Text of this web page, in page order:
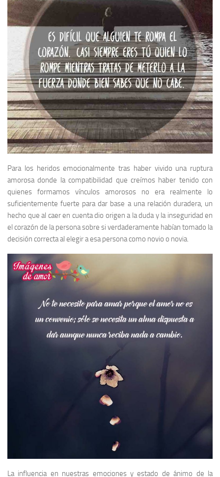
Para los heridos emocionalmente tras haber vivido una ruptura
amorosa donde la compatibilidad que creímos haber tenido con
quienes formamos vínculos amorosos no era realmente lo
suficientemente fuerte para dar base a una relación duradera, un
hecho que al caer en cuenta dio origen a la duda y la inseguridad en
el corazón de la persona sobre si verdaderamente habían tomado la
decisión correcta al elegir a esa persona como novio o novia.
La influencia en nuestras emociones y estado de ánimo de la